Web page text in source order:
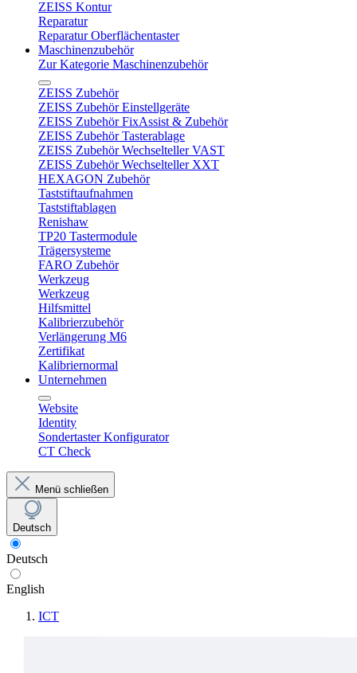
ZEISS Kontur
Reparatur
Reparatur Oberflächentaster
Maschinenzubehör
Zur Kategorie Maschinenzubehör
ZEISS Zubehör
ZEISS Zubehör Einstellgeräte
ZEISS Zubehör FixAssist & Zubehör
ZEISS Zubehör Tasterablage
ZEISS Zubehör Wechselteller VAST
ZEISS Zubehör Wechselteller XXT
HEXAGON Zubehör
Taststiftaufnahmen
Taststiftablagen
Renishaw
TP20 Tastermodule
Trägersysteme
FARO Zubehör
Werkzeug
Werkzeug
Hilfsmittel
Kalibrierzubehör
Verlängerung M6
Zertifikat
Kalibriernormal
Unternehmen
Website
Identity
Sondertaster Konfigurator
CT Check
Menü schließen
Deutsch
Deutsch
English
ICT